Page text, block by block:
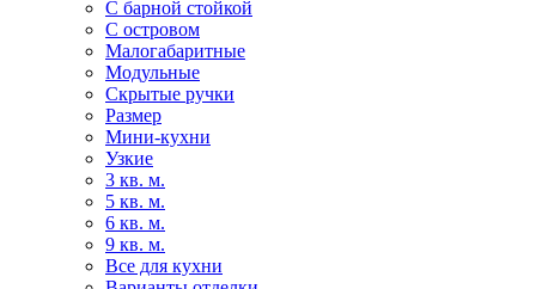
С барной стойкой
С островом
Малогабаритные
Модульные
Скрытые ручки
Размер
Мини-кухни
Узкие
3 кв. м.
5 кв. м.
6 кв. м.
9 кв. м.
Все для кухни